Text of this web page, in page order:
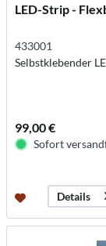
LED-Strip -
433001
Selbstklebender
99,00 €
Sofort
Details